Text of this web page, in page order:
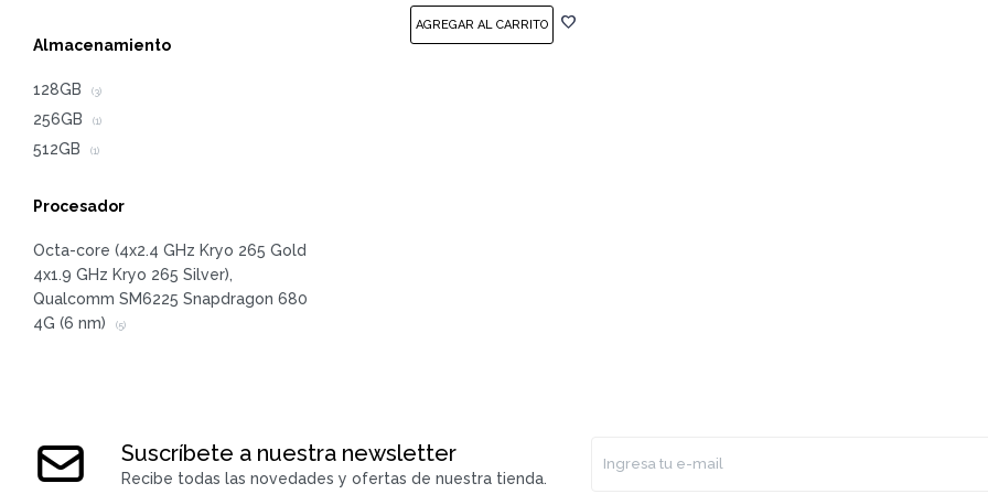
Almacenamiento
128GB (3)
256GB (1)
512GB (1)
Procesador
Octa-core (4x2.4 GHz Kryo 265 Gold
4x1.9 GHz Kryo 265 Silver),
Qualcomm SM6225 Snapdragon 680
4G (6 nm)
(5)
Suscríbete a nuestra newsletter
Recibe todas las novedades y ofertas de nuestra tienda.